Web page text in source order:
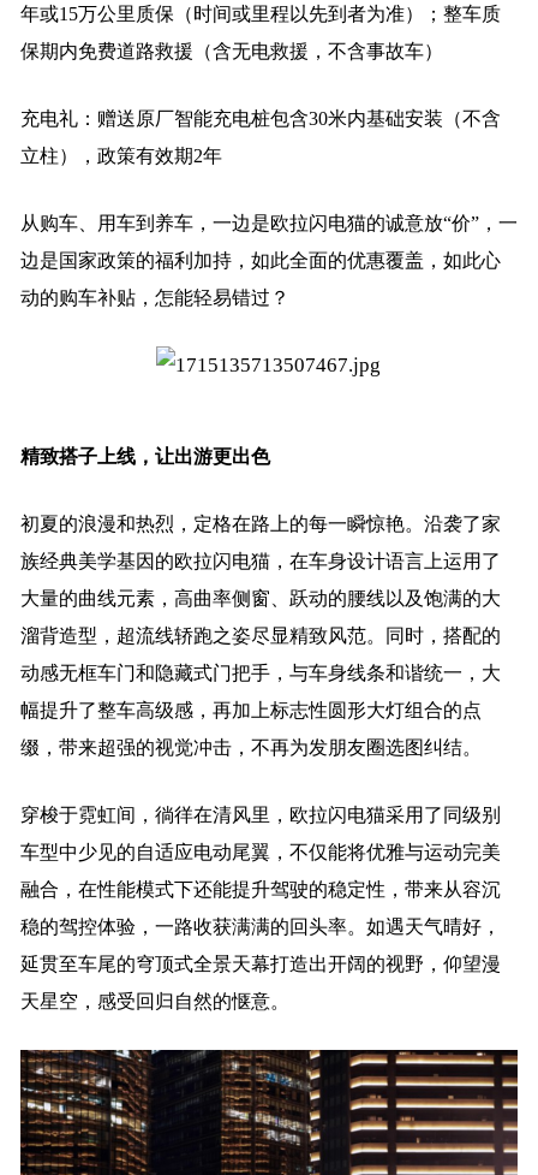
年或15万公里质保（时间或里程以先到者为准）；整车质
保期内免费道路救援（含无电救援，不含事故车）
充电礼：赠送原厂智能充电桩包含30米内基础安装（不含
立柱），政策有效期2年
从购车、用车到养车，一边是欧拉闪电猫的诚意放“价”，一
边是国家政策的福利加持，如此全面的优惠覆盖，如此心
动的购车补贴，怎能轻易错过？
精致搭子上线，让出游更出色
初夏的浪漫和热烈，定格在路上的每一瞬惊艳。沿袭了家
族经典美学基因的欧拉闪电猫，在车身设计语言上运用了
大量的曲线元素，高曲率侧窗、跃动的腰线以及饱满的大
溜背造型，超流线轿跑之姿尽显精致风范。同时，搭配的
动感无框车门和隐藏式门把手，与车身线条和谐统一，大
幅提升了整车高级感，再加上标志性圆形大灯组合的点
缀，带来超强的视觉冲击，不再为发朋友圈选图纠结。
穿梭于霓虹间，徜徉在清风里，欧拉闪电猫采用了同级别
车型中少见的自适应电动尾翼，不仅能将优雅与运动完美
融合，在性能模式下还能提升驾驶的稳定性，带来从容沉
稳的驾控体验，一路收获满满的回头率。如遇天气晴好，
延贯至车尾的穹顶式全景天幕打造出开阔的视野，仰望漫
天星空，感受回归自然的惬意。